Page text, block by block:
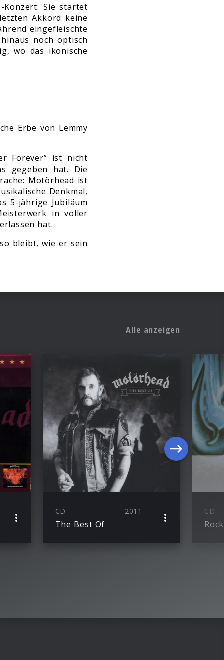
Sie startet
Akkord keine
eingefleischte
noch optisch
wo das ikonische
Erbe von Lemmy
Forever” ist nicht
gegeben hat. Die
Motörhead ist
Denkmal,
5-jährige Jubiläum
in voller
hat.
bleibt, wie er sein
Alle anzeigen
CD 2011
The Best Of
CD